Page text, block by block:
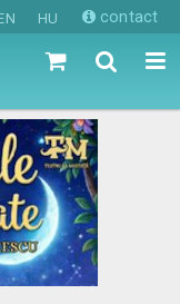
HU contact